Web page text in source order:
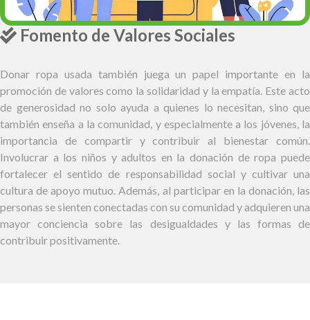
Fomento de Valores Sociales
Donar ropa usada también juega un papel importante en la
promoción de valores como la solidaridad y la empatía. Este acto
de generosidad no solo ayuda a quienes lo necesitan, sino que
también enseña a la comunidad, y especialmente a los jóvenes, la
importancia de compartir y contribuir al bienestar común.
Involucrar a los niños y adultos en la donación de ropa puede
fortalecer el sentido de responsabilidad social y cultivar una
cultura de apoyo mutuo. Además, al participar en la donación, las
personas se sienten conectadas con su comunidad y adquieren una
mayor conciencia sobre las desigualdades y las formas de
contribuir positivamente.